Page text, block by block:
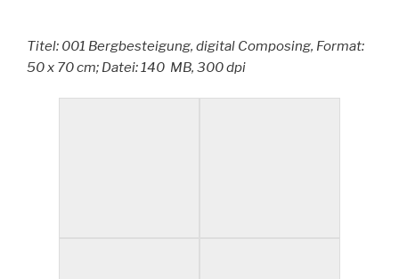
Titel: 001 Bergbesteigung, digital Composing, Format:
50 x 70 cm; Datei: 140 MB, 300 dpi